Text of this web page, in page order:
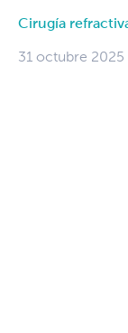
Cirugía
31 octubre 2025